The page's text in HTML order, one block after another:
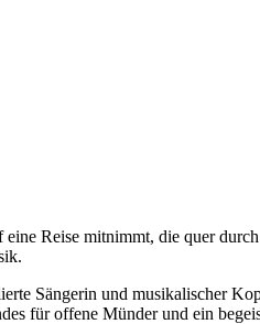
Reise mitnimmt, die quer
Sängerin und musikalischer
für offene Münder und ein